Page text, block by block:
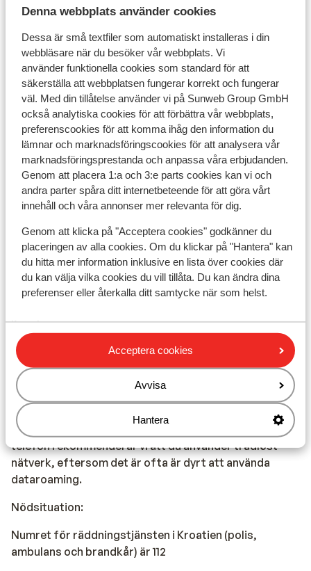
Denna webbplats använder cookies
Dessa är små textfiler som automatiskt installeras i din
webbläsare när du besöker vår webbplats. Vi
använder funktionella cookies som standard för att
säkerställa att webbplatsen fungerar korrekt och fungerar
väl. Med din tillåtelse använder vi på Sunweb Group GmbH
också analytiska cookies för att förbättra vår webbplats,
preferenscookies för att komma ihåg den information du
lämnar och marknadsföringscookies för att analysera vår
marknadsföringsprestanda och anpassa våra erbjudanden.
Genom att placera 1:a och 3:e parts cookies kan vi och
andra parter spåra ditt internetbeteende för att göra vårt
innehåll och våra annonser mer relevanta för dig.
Genom att klicka på "Acceptera cookies" godkänner du
placeringen av alla cookies. Om du klickar på "Hantera" kan
du hitta mer information inklusive en lista över cookies där
du kan välja vilka cookies du vill tillåta. Du kan ändra dina
preferenser eller återkalla ditt samtycke när som helst.
Acceptera cookies
Avvisa
Hantera
Tidsskillnad:
Det finns ingen tidsskillnaden mellan Sverige och
Kroatien
Valuta:
Den officiella valutan är euro. I turiststäder (vid havet)
finns det vanligtvis flera bankomater. Vill du betala med
kreditkort? Dessa accepteras också på många ställen.
El:
Spänningen är 220 volt, som i Sverige. uttagen är också
samma.
Pass:
Kroatien.
Telefon:
I Kroatien kan du ringa med din svenska leverantören
om internationella samtal ingår i ditt abonemang. En
avgift tillkommer oftast för samtal till Sverige, samt
samtal inom Kroatien. Vill du ansluta till Internet via
telefon rekommenderar vi att du använder trådlöst
nätverk, eftersom det är ofta är dyrt att använda
dataroaming.
Nödsituation:
Numret för räddningstjänsten i Kroatien (polis,
ambulans och brandkår) är 112